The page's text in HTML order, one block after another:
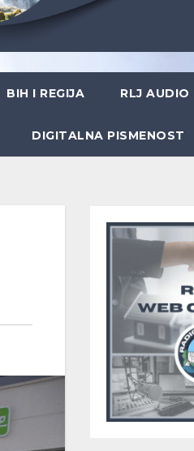
BIH I REGIJA RLJ AUDIO
DIGITALNA PISMENOST